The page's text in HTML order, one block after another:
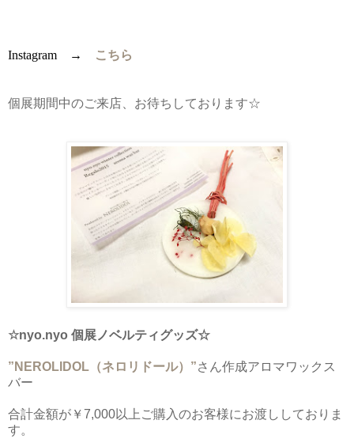
Instagram → こちら
個展期間中のご来店、お待ちしております☆
☆nyo.nyo 個展ノベルティグッズ☆
”NEROLIDOL（ネロリドール）”さん作成アロマワックス
バー
合計金額が￥7,000以上ご購入のお客様にお渡ししておりま
す。